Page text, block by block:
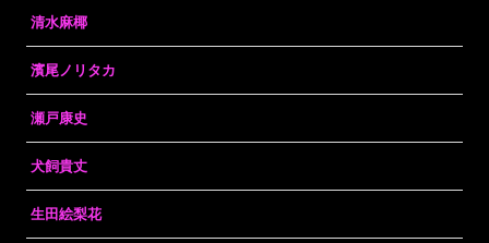
清水麻椰
濱尾ノリタカ
瀬戸康史
犬飼貴丈
生田絵梨花